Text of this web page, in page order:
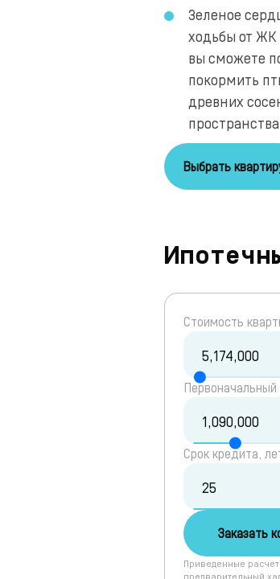
Зеленое
ходьбы от ЖК
вы сможете
покормить
древних
Выбрать
Cтоимость
Первоначальный
Срок кредита,
Заказать
Приведенные
предварительный